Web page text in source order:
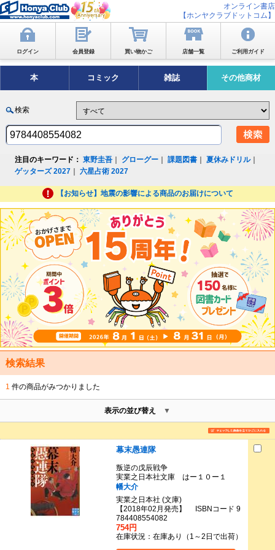
オンライン書店
【ホンヤクラブドットコム】
ログイン 会員登録 買い物かご 店舗一覧 ご利用ガイド
本 コミック 雑誌 その他商材
検索
注目のキーワード： 東野圭吾 グローグー ｜課題図書 ｜夏休みドリル｜
ゲッターズ 2027 ｜六星占術 2027
【お知らせ】地震の影響による商品のお届けについて
検索結果
1 件の商品がみつかりました
表示の並び替え
幕末愚連隊
叛逆の戊辰戦争
実業之日本社文庫 はー１０ー１
幡大介
実業之日本社 (文庫)
【2018年02月発売】 ISBNコード 9
784408554082
754円
在庫状況：在庫あり（1～2日で出荷）